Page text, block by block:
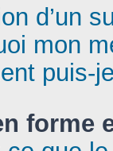
d’un
mon
puis-
forme